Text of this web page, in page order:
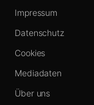
Impressum
Datenschutz
Cookies
Mediadaten
Über uns